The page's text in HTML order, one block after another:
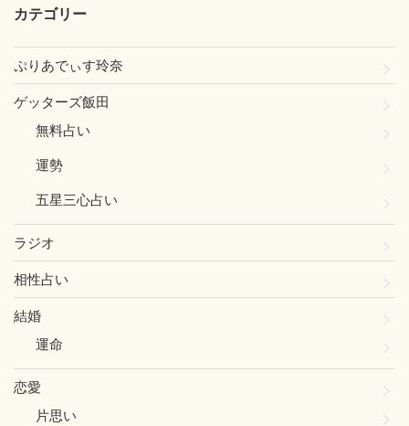
カテゴリー
ぷりあでぃす玲奈
ゲッターズ飯田
無料占い
運勢
五星三心占い
ラジオ
相性占い
結婚
運命
恋愛
片思い